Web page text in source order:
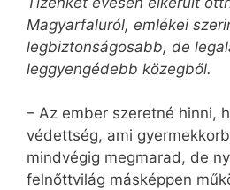
Magyarfaluról, emlékei
legbiztonságosabb, de
leggyengédebb közegből.
– Az ember szeretné hinni,
védettség, ami
mindvégig megmarad, de
felnőttvilág másképpen